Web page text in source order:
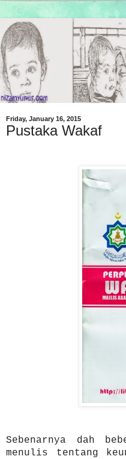
Friday, January 16, 2015
Pustaka Wakaf
Sebenarnya dah
menulis tentang